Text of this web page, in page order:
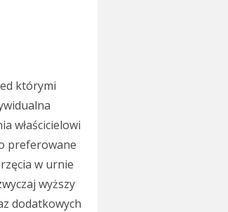
którymi
właścicielowi
preferowane
w urnie
wyższy
dodatkowych